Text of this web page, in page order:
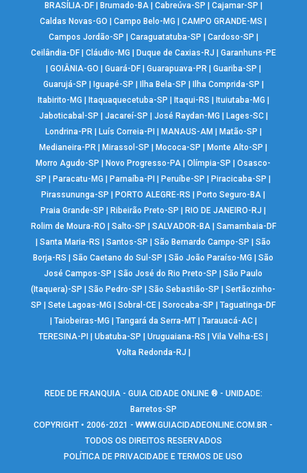
BRASÍLIA-DF| Brumado-BA| Cabreúva-SP Cajamar-SP
Caldas Novas-GO
|Campo Belo-MG |CAMPO GRANDE-MS
Campos Jordão-SP
Caraguatatuba-SP Cardoso-SP
Ceilândia-DF| Cláudio-MG Duque de Caxias-RJ
Garanhuns-PE
GOIÂNIA-GO Guará-DF| Guarapuava-PR| Guariba-SP
Guarujá-SP
Iguapé-SP Ilha Bela-SP Ilha Comprida-SP
Itabirito-MG
Itaquaquecetuba-SP Itaqui-RS Ituiutaba-MG
Jaboticabal-SP
Jacareí-SP José Raydan-MG Lages-SC|
Londrina-PR| Luís Correia-PI MANAUS-AM Matão-SP
Medianeira-PR
Mirassol-SP Mococa-SP Monte Alto-SP
Morro Agudo-SP
Novo Progresso-PA |Olímpia-SP |Osasco-
SP
Paracatu-MG Parnaíba-PI Peruíbe-SP Piracicaba-SP
Pirassununga-SP
PORTO ALEGRE-RS Porto Seguro-BA
Praia Grande-SP
Ribeirão Preto-SP RIO DE JANEIRO-RJ
Rolim de Moura-RO
Salto-SP SALVADOR-BA| Samambaia-DF
|Santa Maria-RS |Santos-SP |São Bernardo Campo-SP |São
Borja-RS
|São Caetano do Sul-SP |São João Paraíso-MG |São
José Campos-SP
|São José do Rio Preto-SP |São Paulo
(Itaquera)-SP
|São Pedro-SP |São Sebastião-SP |Sertãozinho-
SP
|Sete Lagoas-MG |Sobral-CE |Sorocaba-SP |Taguatinga-DF
Taiobeiras-MG Tangará da Serra-MT| Tarauacá-AC|
TERESINA-PI
|Ubatuba-SP |Uruguaiana-RS |Vila Velha-ES
Volta Redonda-RJ
REDE DE FRANQUIA - GUIA CIDADE ONLINE ® - UNIDADE:
Barretos-SP
COPYRIGHT • 2006-2021 -WWW.GUIACIDADEONLINE.COM.BR -
TODOS OS DIREITOS RESERVADOS
POLÍTICA DE PRIVACIDADE E TERMOS DE USO